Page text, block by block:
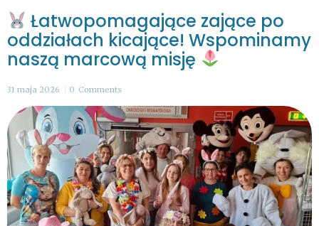
Łatwopomagające zające po
oddziałach kicające! Wspominamy
naszą marcową misję
31 maja 2026 0 Comments